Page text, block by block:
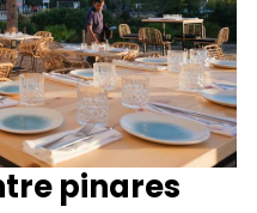
pinares